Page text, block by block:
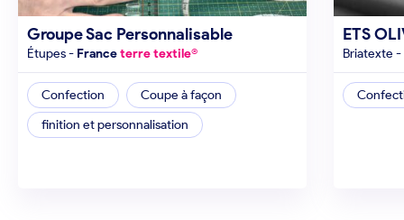
Groupe Sac Personnalisable
étupes- Franceterre textile®
Confection
Coupe à façon
finition et personnalisation
ETS
briatexte -